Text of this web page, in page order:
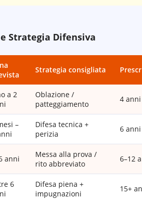
Strategia Difensiva
Strategia consigliata
a 2
Oblazione /
patteggiamento
4 anni
–
Difesa tecnica +
perizia
6 anni
anni
Messa alla prova /
rito abbreviato
6–12
6
Difesa piena +
impugnazioni
15+